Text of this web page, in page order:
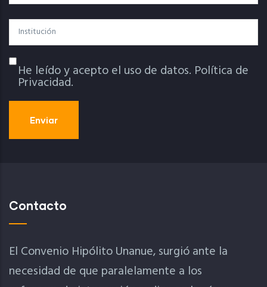
Institución
Política De Privacidad
He leído y acepto el uso de datos. Política de
Privacidad.
Contacto
El Convenio Hipólito Unanue, surgió ante la
necesidad de que paralelamente a los